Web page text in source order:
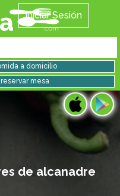
Iniciar Sesión
de alcanadre